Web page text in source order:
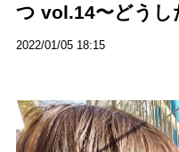
つ vol.14〜どうし
2022/01/05 18:15